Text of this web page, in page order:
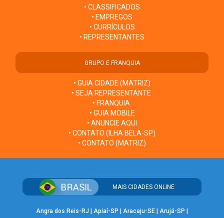
• CLASSIFICADOS
• EMPREGOS
• CURRÍCULOS
• REPRESENTANTES
GRUPO E FRANQUIA
• GUIA CIDADE (MATRIZ)
• SEJA REPRESENTANTE
• FRANQUIA
• GUIA MOBILE
• ANUNCIE AQUI
• CONTATO (ILHA BELA-SP)
• CONTATO (MATRIZ)
MAIS CIDADES ONLINE
Angra dos Reis-RJ | Apiaí-SP | Aracaju-SE| Arujá-SP |